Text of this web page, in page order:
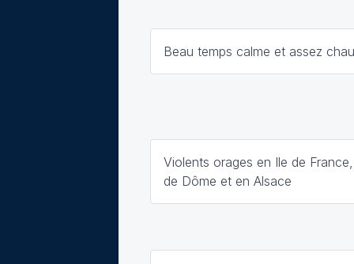
Beau temps calme et assez
Violents orages en Ile de
de Dôme et en Alsace